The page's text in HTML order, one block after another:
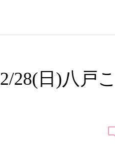
2/28(日)八戸